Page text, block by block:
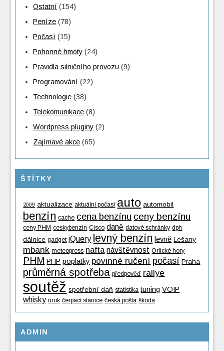
Ostatní (154)
Peníze (78)
Počasí (15)
Pohonné hmoty (24)
Pravidla silničního provozu (9)
Programování (22)
Technologie (38)
Telekomunikace (8)
Wordpress pluginy (2)
Zajímavé akce (65)
ŠTÍTKY
2009 aktualizace aktuální počasí auto automobil
benzín cache cena benzínu ceny benzínu
ceny PHM ceskybenzin Cisco daně datové schránky dph
dálnice gadget jQuery levný benzín levně Lešany
mbank meteopress nafta návštěvnost Orlické hory
PHM PHP poplatky povinné ručení počasí Praha
průměrná spotřeba předpověď rallye
soutěž spotřební daň statistika tuning VOIP
whisky úrok čerpací stanice česká pošta škoda
ADMIN